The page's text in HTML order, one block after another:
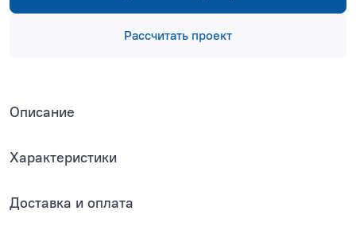
Рассчитать проект
Описание
Характеристики
Доставка и оплата